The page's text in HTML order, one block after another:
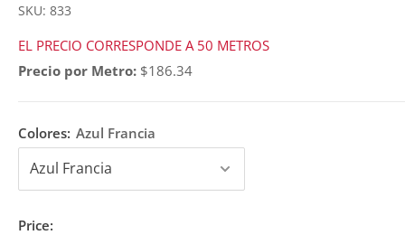
SKU: 833
EL PRECIO CORRESPONDE A 50 METROS
Precio por Metro: $186.34
Colores: Azul Francia
Price: